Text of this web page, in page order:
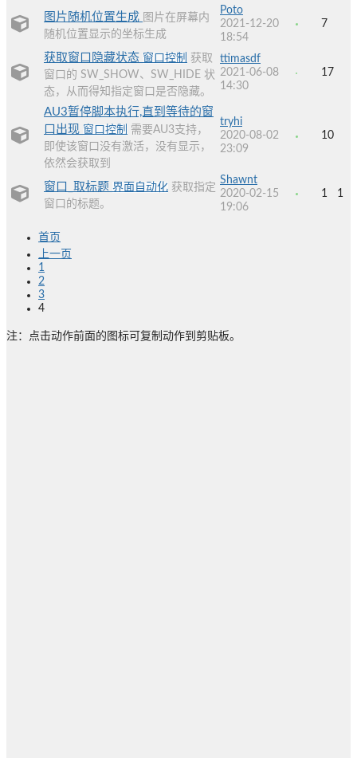
图片随机位置生成 图片在屏幕内
随机位置显示的坐标生成
Poto
2021-12-20
18:54
7
获取窗口隐藏状态 窗口控制 获取
窗口的 SW_SHOW、SW_HIDE 状
态，从而得知指定窗口是否隐藏。
ttimasdf
2021-06-08
14:30
17
AU3暂停脚本执行,直到等待的窗
口出现 窗口控制 需要AU3支持，
即使该窗口没有激活，没有显示，
依然会获取到
tryhi
2020-08-02
23:09
10
窗口_取标题 界面自动化 获取指定
窗口的标题。
Shawnt
2020-02-15
19:06
1 1
首页
上一页
1
2
3
4
注：点击动作前面的图标可复制动作到剪贴板。